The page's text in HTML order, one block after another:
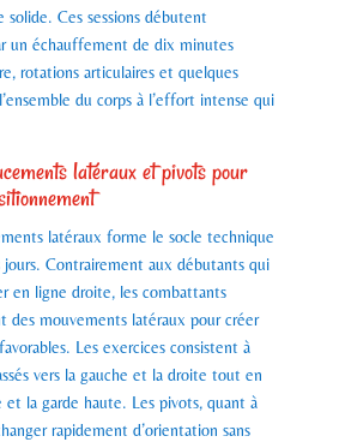
solide. Ces sessions débutent
un échauffement de dix minutes
rotations articulaires et quelques
du corps à l’effort intense qui
latéraux et pivots pour
latéraux forme le socle technique
Contrairement aux débutants qui
en ligne droite, les combattants
des mouvements latéraux pour créer
Les exercices consistent à
vers la gauche et la droite tout en
et la garde haute. Les pivots, quant à
rapidement d’orientation sans